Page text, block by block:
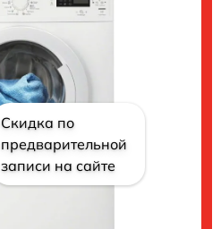
Скидка по
предварительной
записи на сайте